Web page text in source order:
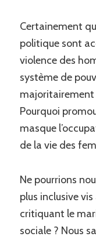
Certainement
politique sont
violence des
système de
majoritairement
Pourquoi
masque
de la vie des
Ne pourrions
plus inclusive
critiquant le
sociale ? Nous